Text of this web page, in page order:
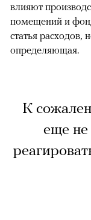
влияют
помещений и
статья расходов,
определяющая.
К
еще не